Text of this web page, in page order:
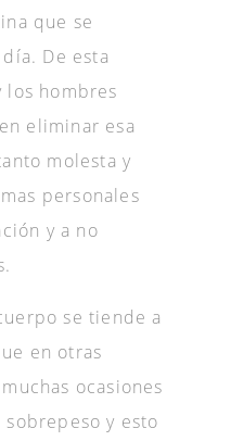
que se
De esta
los hombres
eliminar esa
molesta y
personales
y a no
se tiende a
en otras
ocasiones
y esto